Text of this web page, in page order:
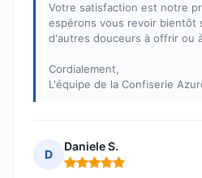
Votre satisfaction est notre
espérons vous revoir bientôt
d'autres douceurs à offrir ou
Cordialement,
L'équipe de la Confiserie
D
Daniele S.
Note : 5 sur 5